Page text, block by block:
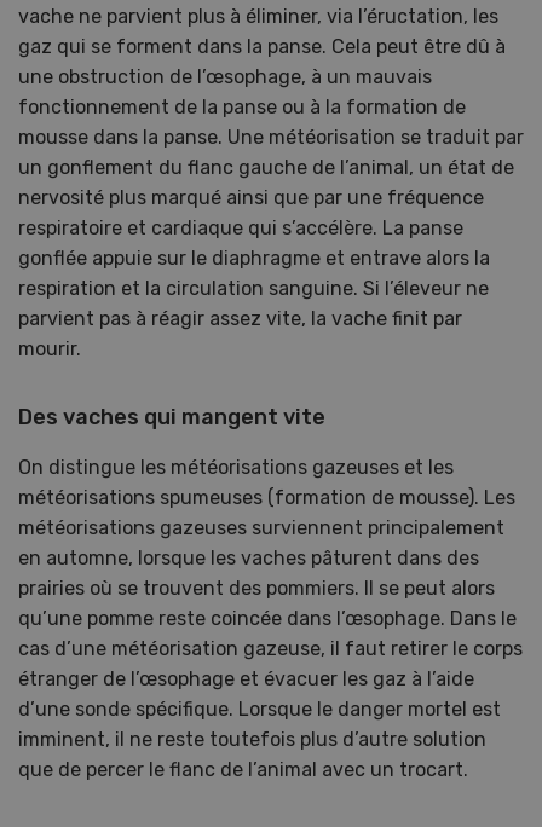
vache ne parvient plus à éliminer, via l’éructation, les
gaz qui se forment dans la panse. Cela peut être dû à
une obstruction de l’œsophage, à un mauvais
fonctionnement de la panse ou à la formation de
mousse dans la panse. Une météorisation se traduit par
un gonflement du flanc gauche de l’animal, un état de
nervosité plus marqué ainsi que par une fréquence
respiratoire et cardiaque qui s’accélère. La panse
gonflée appuie sur le diaphragme et entrave alors la
respiration et la circulation sanguine. Si l’éleveur ne
parvient pas à réagir assez vite, la vache finit par
mourir.
Des vaches qui mangent vite
On distingue les météorisations gazeuses et les
météorisations spumeuses (formation de mousse). Les
météorisations gazeuses surviennent principalement
en automne, lorsque les vaches pâturent dans des
prairies où se trouvent des pommiers. Il se peut alors
qu’une pomme reste coincée dans l’œsophage. Dans le
cas d’une météorisation gazeuse, il faut retirer le corps
étranger de l’œsophage et évacuer les gaz à l’aide
d’une sonde spécifique. Lorsque le danger mortel est
imminent, il ne reste toutefois plus d’autre solution
que de percer le flanc de l’animal avec un trocart.